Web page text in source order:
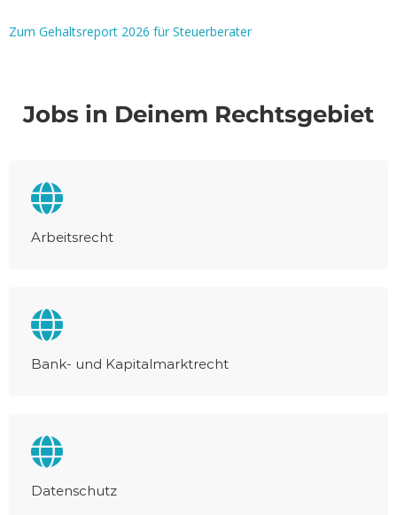
Zum Gehaltsreport 2026 für Steuerberater
Jobs in Deinem Rechtsgebiet
Arbeitsrecht
Bank- und Kapitalmarktrecht
Datenschutz